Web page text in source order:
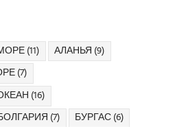
(11) АЛАНЬЯ (9)
(7)
(16)
(7) БУРГАС(6)